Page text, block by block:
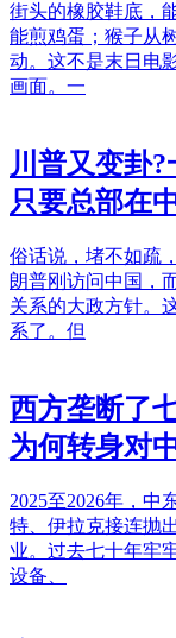
街头的橡胶鞋底，
能煎鸡蛋；猴子从
动。这不是末日电
画面。一
川普又变卦
只要总部在
俗话说，堵不如疏
朗普刚访问中国，
关系的大政方针。
系了。但
西方垄断了
为何转身对
2025至2026年，中
特、伊拉克接连抛
业。过去七十年牢
设备、